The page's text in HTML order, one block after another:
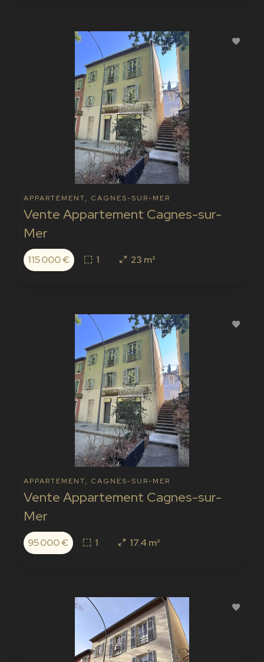
APPARTEMENT, CAGNES-SUR-MER
Vente Appartement Cagnes-sur-
Mer
115 000 € 1 23 m²
APPARTEMENT, CAGNES-SUR-MER
Vente Appartement Cagnes-sur-
Mer
95 000 € 1 17.4 m²